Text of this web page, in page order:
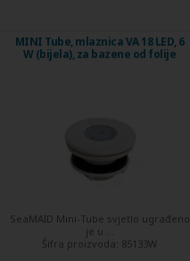
MINI Tube, mlaznica VA 18 LED, 6
W (bijela), za bazene od folije
SeaMAID Mini-Tube svjetlo ugrađeno
je u ...
Šifra proizvoda: 85133W